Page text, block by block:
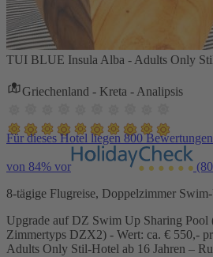
TUI BLUE Insula Alba - Adults Only
Griechenland - Kreta - Analipsis
Für dieses Hotel liegen 800
von 84% vor
8-tägige Flugreise, Doppelzimmer
Upgrade auf DZ Swim Up Sharing Pool
Zimmertyps DZX2) - Wert: ca. € 550,-
Adults Only Stil-Hotel ab 16 Jahren –